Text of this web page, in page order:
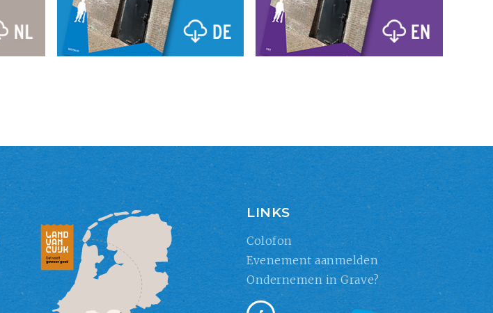
LINKS
Colofon
Evenement aanmelden
Ondernemen in Grave?